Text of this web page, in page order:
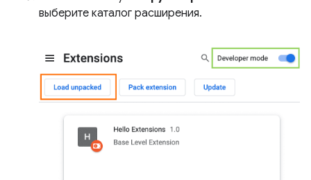
выберите каталог расширения.